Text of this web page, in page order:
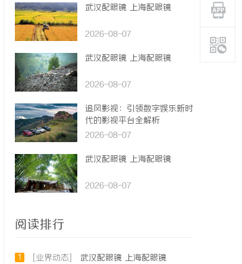
武汉配眼镜 上海配眼镜
2026-08-07
武汉配眼镜 上海配眼镜
2026-08-07
追风影视：引领数字娱乐新时
代的影视平台全解析
2026-08-07
武汉配眼镜 上海配眼镜
2026-08-07
阅读排行
1 [业界动态] 武汉配眼镜 上海配眼镜